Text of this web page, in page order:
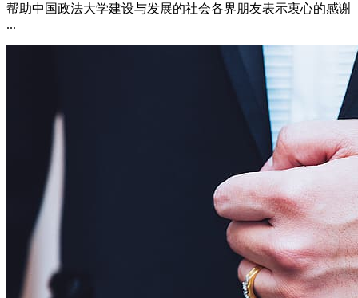
帮助中国政法大学建设与发展的社会各界朋友表示衷心的感谢
...